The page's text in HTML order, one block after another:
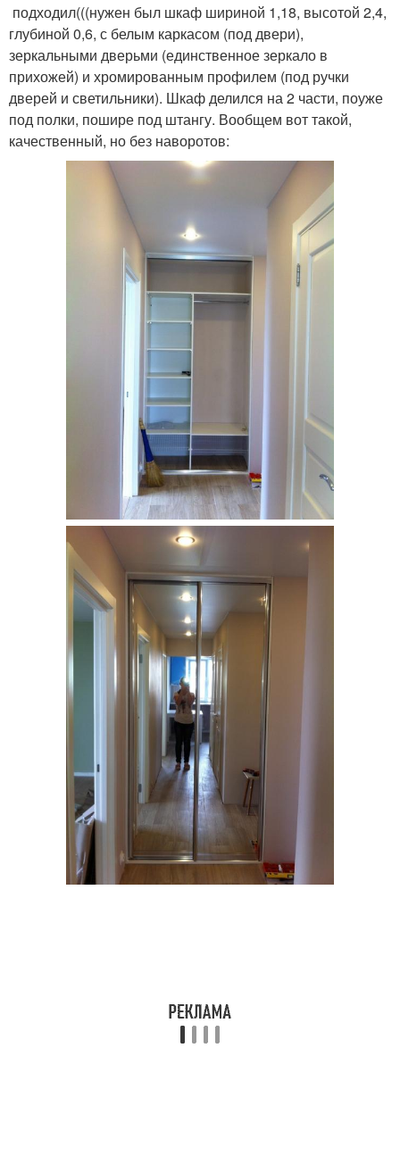
подходил(((нужен был шкаф шириной 1,18, высотой 2,4,
глубиной 0,6, с белым каркасом (под двери),
зеркальными дверьми (единственное зеркало в
прихожей) и хромированным профилем (под ручки
дверей и светильники). Шкаф делился на 2 части, поуже
под полки, пошире под штангу. Вообщем вот такой,
качественный, но без наворотов: